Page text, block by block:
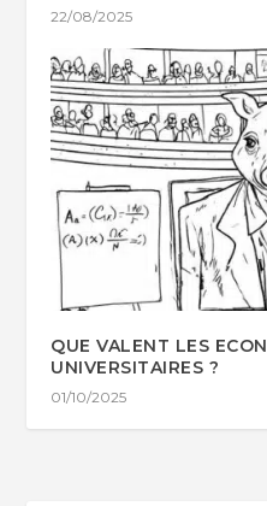
22/08/2025
QUE VALENT LES
UNIVERSITAIRES ?
01/10/2025